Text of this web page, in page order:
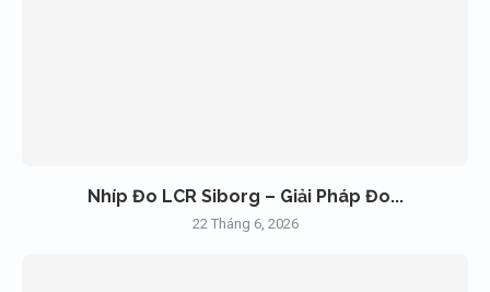
Nhíp Đo LCR Siborg – Giải Pháp Đo...
22 Tháng 6, 2026